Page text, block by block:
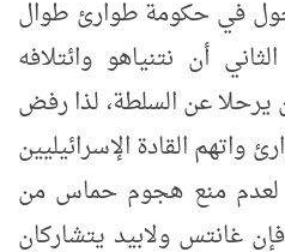
في حكومة طوارئ طوال
أن نتنياهو وائتلافه
عن السلطة، لذا رفض
واتهم القادة الإسرائيليين
لعدم منع هجوم حماس من
غانتس ولابيد يتشاركان